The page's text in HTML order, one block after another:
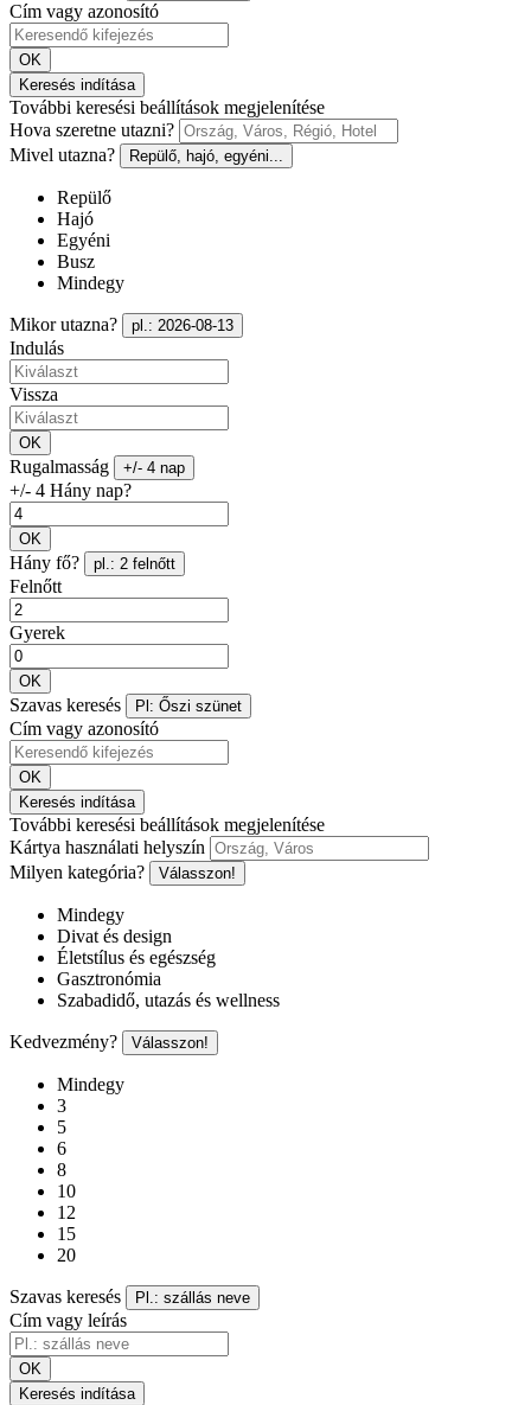
Cím vagy azonosító
OK
Keresés indítása
További keresési beállítások megjelenítése
Hova szeretne utazni?
Mivel utazna?
Repülő, hajó, egyéni...
Repülő
Hajó
Egyéni
Busz
Mindegy
Mikor utazna? pl.: 2026-08-13
Indulás
Vissza
OK
Rugalmasság +/- 4 nap
+/- 4 Hány nap?
OK
Hány fő? pl.: 2 felnőtt
Felnőtt
Gyerek
OK
Szavas keresés Pl: Őszi szünet
Cím vagy azonosító
OK
Keresés indítása
További keresési beállítások megjelenítése
Kártya használati helyszín
Milyen kategória?
Válasszon!
Mindegy
Divat és design
Életstílus és egészség
Gasztronómia
Szabadidő, utazás és wellness
Kedvezmény? Válasszon!
Mindegy
3
5
6
8
10
12
15
20
Szavas keresés Pl.: szállás neve
Cím vagy leírás
OK
Keresés indítása